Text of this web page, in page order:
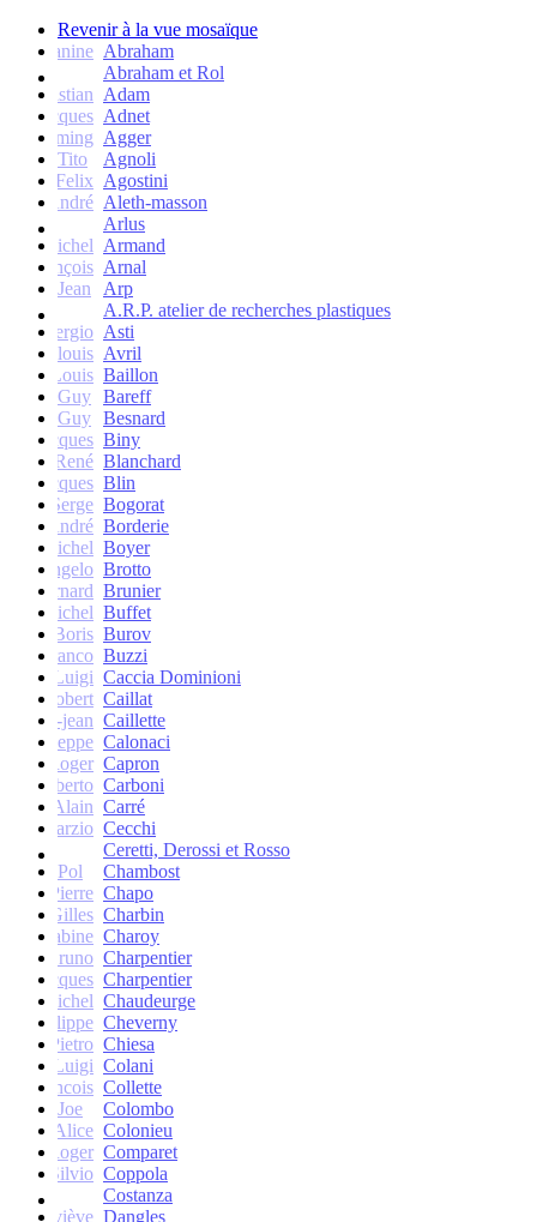
Revenir à la vue mosaïque
Janine Abraham
Abraham et Rol
Christian Adam
Jacques Adnet
Flemming Agger
Tito
Agnoli
Felix Agostini
André Aleth-masson
Arlus
Michel Armand
François Arnal
Jean
Arp
A.R.P. atelier de recherches plastiques
Sergio Asti
Jean-louis Avril
Louis Baillon
Guy Bareff
Guy Besnard
Jacques Biny
René Blanchard
Jacques Blin
Serge Bogorat
André Borderie
Michel Boyer
Angelo Brotto
Bernard Brunier
Michel Buffet
Boris Burov
Franco Buzzi
Luigi Caccia Dominioni
Robert Caillat
René-jean Caillette
Giuseppe Calonaci
Roger Capron
Erberto Carboni
Alain Carré
Marzio Cecchi
Ceretti, Derossi et Rosso
Pol
Chambost
Pierre Chapo
Gilles Charbin
Sabine Charoy
Bruno Charpentier
Jacques Charpentier
Jean-Michel Chaudeurge
Philippe Cheverny
Pietro Chiesa
Luigi Colani
francois Collette
Joe
Colombo
Alice Colonieu
Roger Comparet
Silvio Coppola
Costanza
Geneviève Dangles